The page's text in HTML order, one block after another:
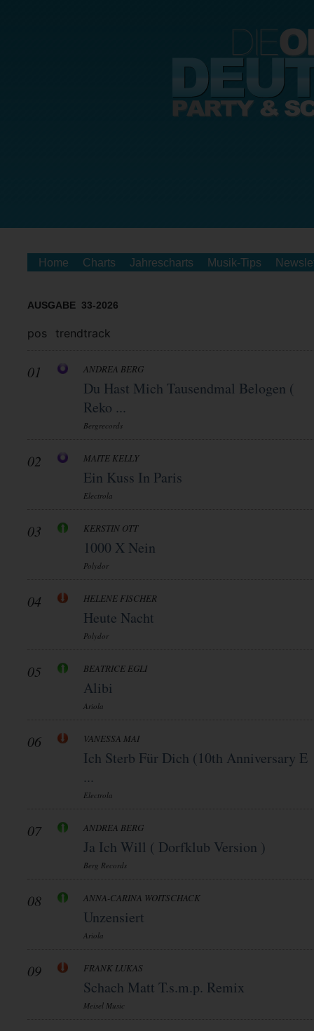
Home Charts Jahrescharts Musik-Tips
AUSGABE 33-2026
pos trendtrack
01 ANDREA BERG
Du Hast Mich Tausendmal Belogen (
Reko ...
Bergrecords
02 MAITE KELLY
Ein Kuss In Paris
Electrola
03 KERSTIN OTT
1000 X Nein
Polydor
04 HELENE FISCHER
Heute Nacht
Polydor
05 BEATRICE EGLI
Alibi
Ariola
06 VANESSA MAI
Ich Sterb Für Dich (10th Anniversary E
...
Electrola
07 ANDREA BERG
Ja Ich Will ( Dorfklub Version )
Berg Records
08 ANNA-CARINA WOITSCHACK
Unzensiert
Ariola
09 FRANK LUKAS
Schach Matt T.s.m.p. Remix
Meisel Music